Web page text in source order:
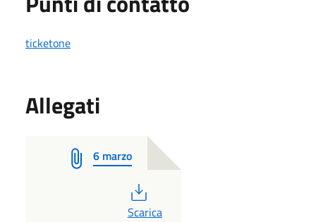
ticketone
Allegati
6 marzo
PDF
Scarica